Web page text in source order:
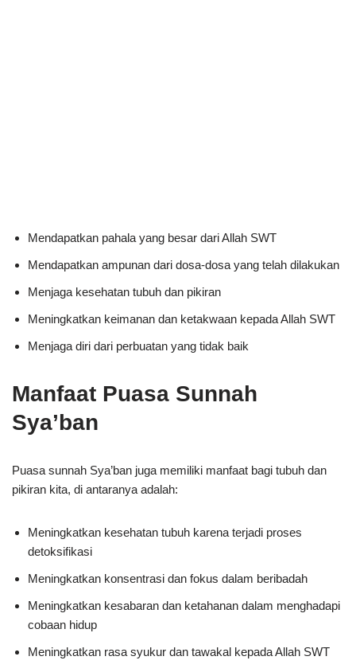
Mendapatkan pahala yang besar dari Allah SWT
Mendapatkan ampunan dari dosa-dosa yang telah dilakukan
Menjaga kesehatan tubuh dan pikiran
Meningkatkan keimanan dan ketakwaan kepada Allah SWT
Menjaga diri dari perbuatan yang tidak baik
Manfaat Puasa Sunnah
Sya’ban
Puasa sunnah Sya’ban juga memiliki manfaat bagi tubuh dan
pikiran kita, di antaranya adalah:
Meningkatkan kesehatan tubuh karena terjadi proses
detoksifikasi
Meningkatkan konsentrasi dan fokus dalam beribadah
Meningkatkan kesabaran dan ketahanan dalam menghadapi
cobaan hidup
Meningkatkan rasa syukur dan tawakal kepada Allah SWT